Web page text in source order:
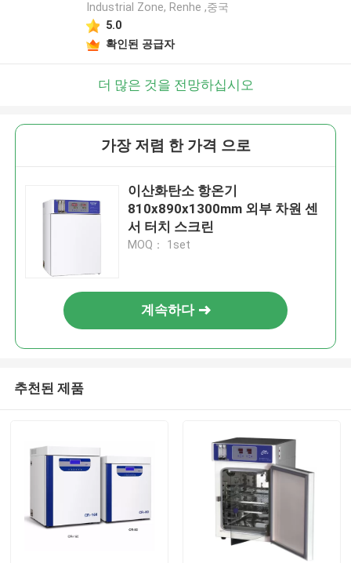
Industrial Zone, Renhe ,중국
5.0
확인된 공급자
더 많은 것을 전망하십시오
가장 저렴 한 가격 으로
이산화탄소 항온기
810x890x1300mm 외부 차원 센
서 터치 스크린
MOQ： 1set
계속하다
추천된 제품